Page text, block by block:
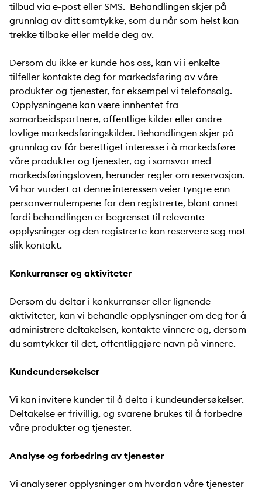
tilbud via e-post eller SMS. Behandlingen skjer på
grunnlag av ditt samtykke, som du når som helst kan
trekke tilbake eller melde deg av.
Dersom du ikke er kunde hos oss, kan vi i enkelte
tilfeller kontakte deg for markedsføring av våre
produkter og tjenester, for eksempel vi telefonsalg.
Opplysningene kan være innhentet fra
samarbeidspartnere, offentlige kilder eller andre
lovlige markedsføringskilder. Behandlingen skjer på
grunnlag av får berettiget interesse i å markedsføre
våre produkter og tjenester, og i samsvar med
markedsføringsloven, herunder regler om reservasjon.
Vi har vurdert at denne interessen veier tyngre enn
personvernulempene for den registrerte, blant annet
fordi behandlingen er begrenset til relevante
opplysninger og den registrerte kan reservere seg mot
slik kontakt.
Konkurranser og aktiviteter
Dersom du deltar i konkurranser eller lignende
aktiviteter, kan vi behandle opplysninger om deg for å
administrere deltakelsen, kontakte vinnere og, dersom
du samtykker til det, offentliggjøre navn på vinnere.
Kundeundersøkelser
Vi kan invitere kunder til å delta i kundeundersøkelser.
Deltakelse er frivillig, og svarene brukes til å forbedre
våre produkter og tjenester.
Analyse og forbedring av tjenester
Vi analyserer opplysninger om hvordan våre tjenester